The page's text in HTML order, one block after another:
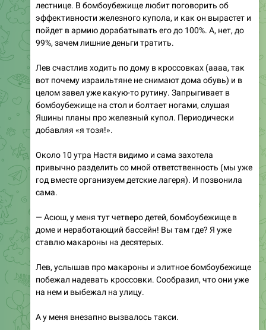
лестнице. В бомбоубежище любит поговорить об
эффективности железного купола, и как он вырастет и
пойдет в армию дорабатывать его до 100%. А, нет, до
99%, зачем лишние деньги тратить.
Лев счастлив ходить по дому в кроссовках (аааа, так
вот почему израильтяне не снимают дома обувь) и в
целом завел уже какую-то рутину. Запрыгивает в
бомбоубежище на стол и болтает ногами, слушая
Яшины планы про железный купол. Периодически
добавляя «я тозя!».
Около 10 утра Настя видимо и сама захотела
привычно разделить со мной ответственность (мы уже
год вместе организуем детские лагеря). И позвонила
сама.
— Асюш, у меня тут четверо детей, бомбоубежище в
доме и неработающий бассейн! Вы там где? Я уже
ставлю макароны на десятерых.
Лев, услышав про макароны и элитное бомбоубежище
побежал надевать кроссовки. Сообразил, что они уже
на нем и выбежал на улицу.
А у меня внезапно вызвалось такси.